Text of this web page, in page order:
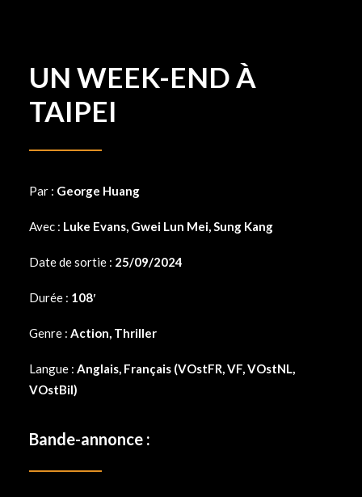
UN WEEK-END À
TAIPEI
Par : George Huang
Avec : Luke Evans, Gwei Lun Mei, Sung Kang
Date de sortie : 25/09/2024
Durée : 108′
Genre : Action, Thriller
Langue : Anglais, Français (VOstFR, VF, VOstNL,
VOstBil)
Bande-annonce :